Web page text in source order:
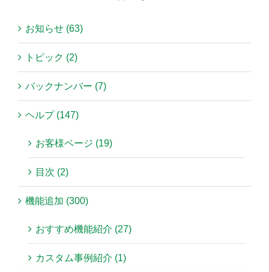
お知らせ (63)
トピック (2)
バックナンバー (7)
ヘルプ (147)
お客様ページ (19)
目次 (2)
機能追加 (300)
おすすめ機能紹介 (27)
カスタム事例紹介 (1)